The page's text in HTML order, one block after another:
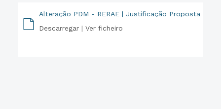
Alteração PDM - RERAE | Justificação Proposta
Descarregar |Ver ficheiro